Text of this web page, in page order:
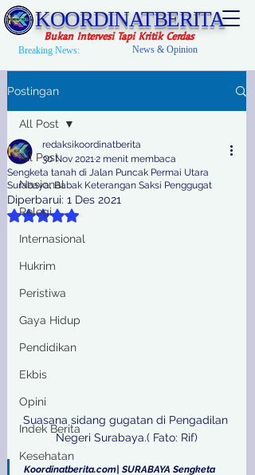
KOORDINATBERITA
Bukan Intervesi Tapi Kritik Cerdas
Breaking News: News & Opinion
Postingan
All Post
Nasional
Relegi
Internasional
Hukrim
Peristiwa
Gaya Hidup
Pendidikan
Ekbis
Opini
Indek Berita
Kesehatan
All Post
Sengketa tanah di Jalan Puncak Permai Utara
Surabaya, Babak Keterangan Saksi Penggugat
redaksikoordinatberita
30 Nov 20212 menit membaca
Diperbarui: 1 Des 2021
Dinilai NaN dari 5 bintang.
Suasana sidang gugatan di Pengadilan
Negeri Surabaya.( Fato: Rif)
Koordinatberita.com| SURABAYA Sengketa